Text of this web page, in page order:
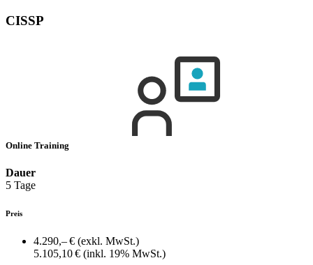
CISSP
Online Training
Dauer
5 Tage
Preis
4.290,– € (exkl. MwSt.)
5.105,10 € (inkl. 19% MwSt.)